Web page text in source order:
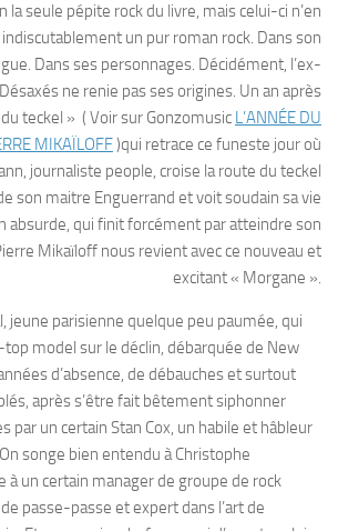
la seule pépite rock du livre, mais celui-ci n’en
un pur roman rock. Dans son
Dans ses personnages. Décidément, l’ex-
ne renie pas ses origines. Un an après
du teckel » ( Voir sur Gonzomusic L’ANNÉE DU
MIKAÏLOFF )qui retrace ce funeste jour où
journaliste people, croise la route du teckel
son maitre Enguerrand et voit soudain sa vie
absurde, qui finit forcément par atteindre son
Mikaïloff nous revient avec ce nouveau et
excitant « Morgane ».
jeune parisienne quelque peu paumée, qui
model sur le déclin, débarquée de New
d’absence, de débauches et surtout
après s’être fait bêtement siphonner
par un certain Stan Cox, un habile et hâbleur
songe bien entendu à Christophe
à un certain manager de groupe de rock
passe-passe et expert dans l’art de